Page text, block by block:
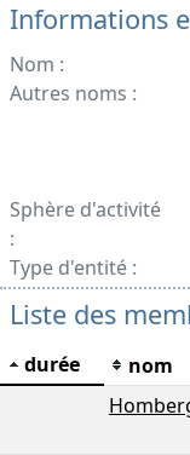
Informations
Nom :
Autres noms :
Sphère d'activité
:
Type d'entité :
Liste des
durée nom